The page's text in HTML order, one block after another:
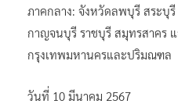
ภาคกลาง: จังหวัดลพบุรี สระบุ
กาญจนบุรี ราชบุรี สมุทรสาคร
กรุงเทพมหานครและปริมณฑล
วันที่ 10 มีนาคม 2567